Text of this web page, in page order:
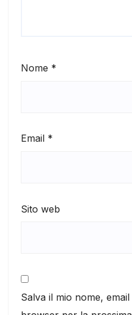
Nome *
Email *
Sito web
Salva il mio nome,